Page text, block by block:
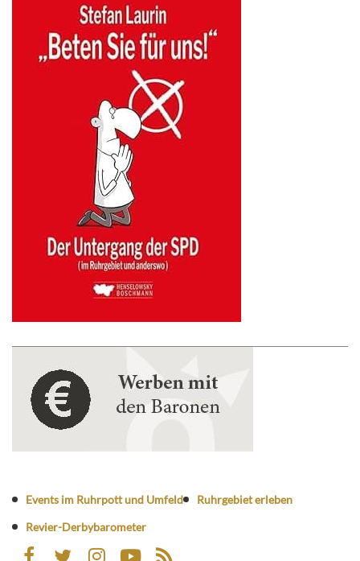
Events im Ruhrpott und Umfeld
Ruhrgebiet erleben
Revier-Derbybarometer